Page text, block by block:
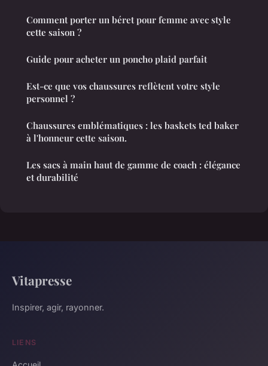
Comment porter un béret pour femme avec style
cette saison ?
Guide pour acheter un poncho plaid parfait
Est-ce que vos chaussures reflètent votre style
personnel ?
Chaussures emblématiques : les baskets ted baker
à l'honneur cette saison.
Les sacs à main haut de gamme de coach : élégance
et durabilité
Vitapresse
Inspirer, agir, rayonner.
LIENS